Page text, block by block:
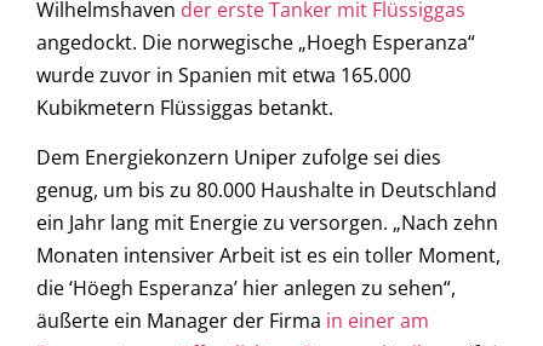
Wilhelmshaven der erste Tanker mit Flüssiggas
angedockt. Die norwegische „Hoegh Esperanza“
wurde zuvor in Spanien mit etwa 165.000
Kubikmetern Flüssiggas betankt.
Dem Energiekonzern Uniper zufolge sei dies
genug, um bis zu 80.000 Haushalte in Deutschland
ein Jahr lang mit Energie zu versorgen. „Nach zehn
Monaten intensiver Arbeit ist es ein toller Moment,
die ‘Höegh Esperanza’ hier anlegen zu sehen“,
äußerte ein Manager der Firma in einer am